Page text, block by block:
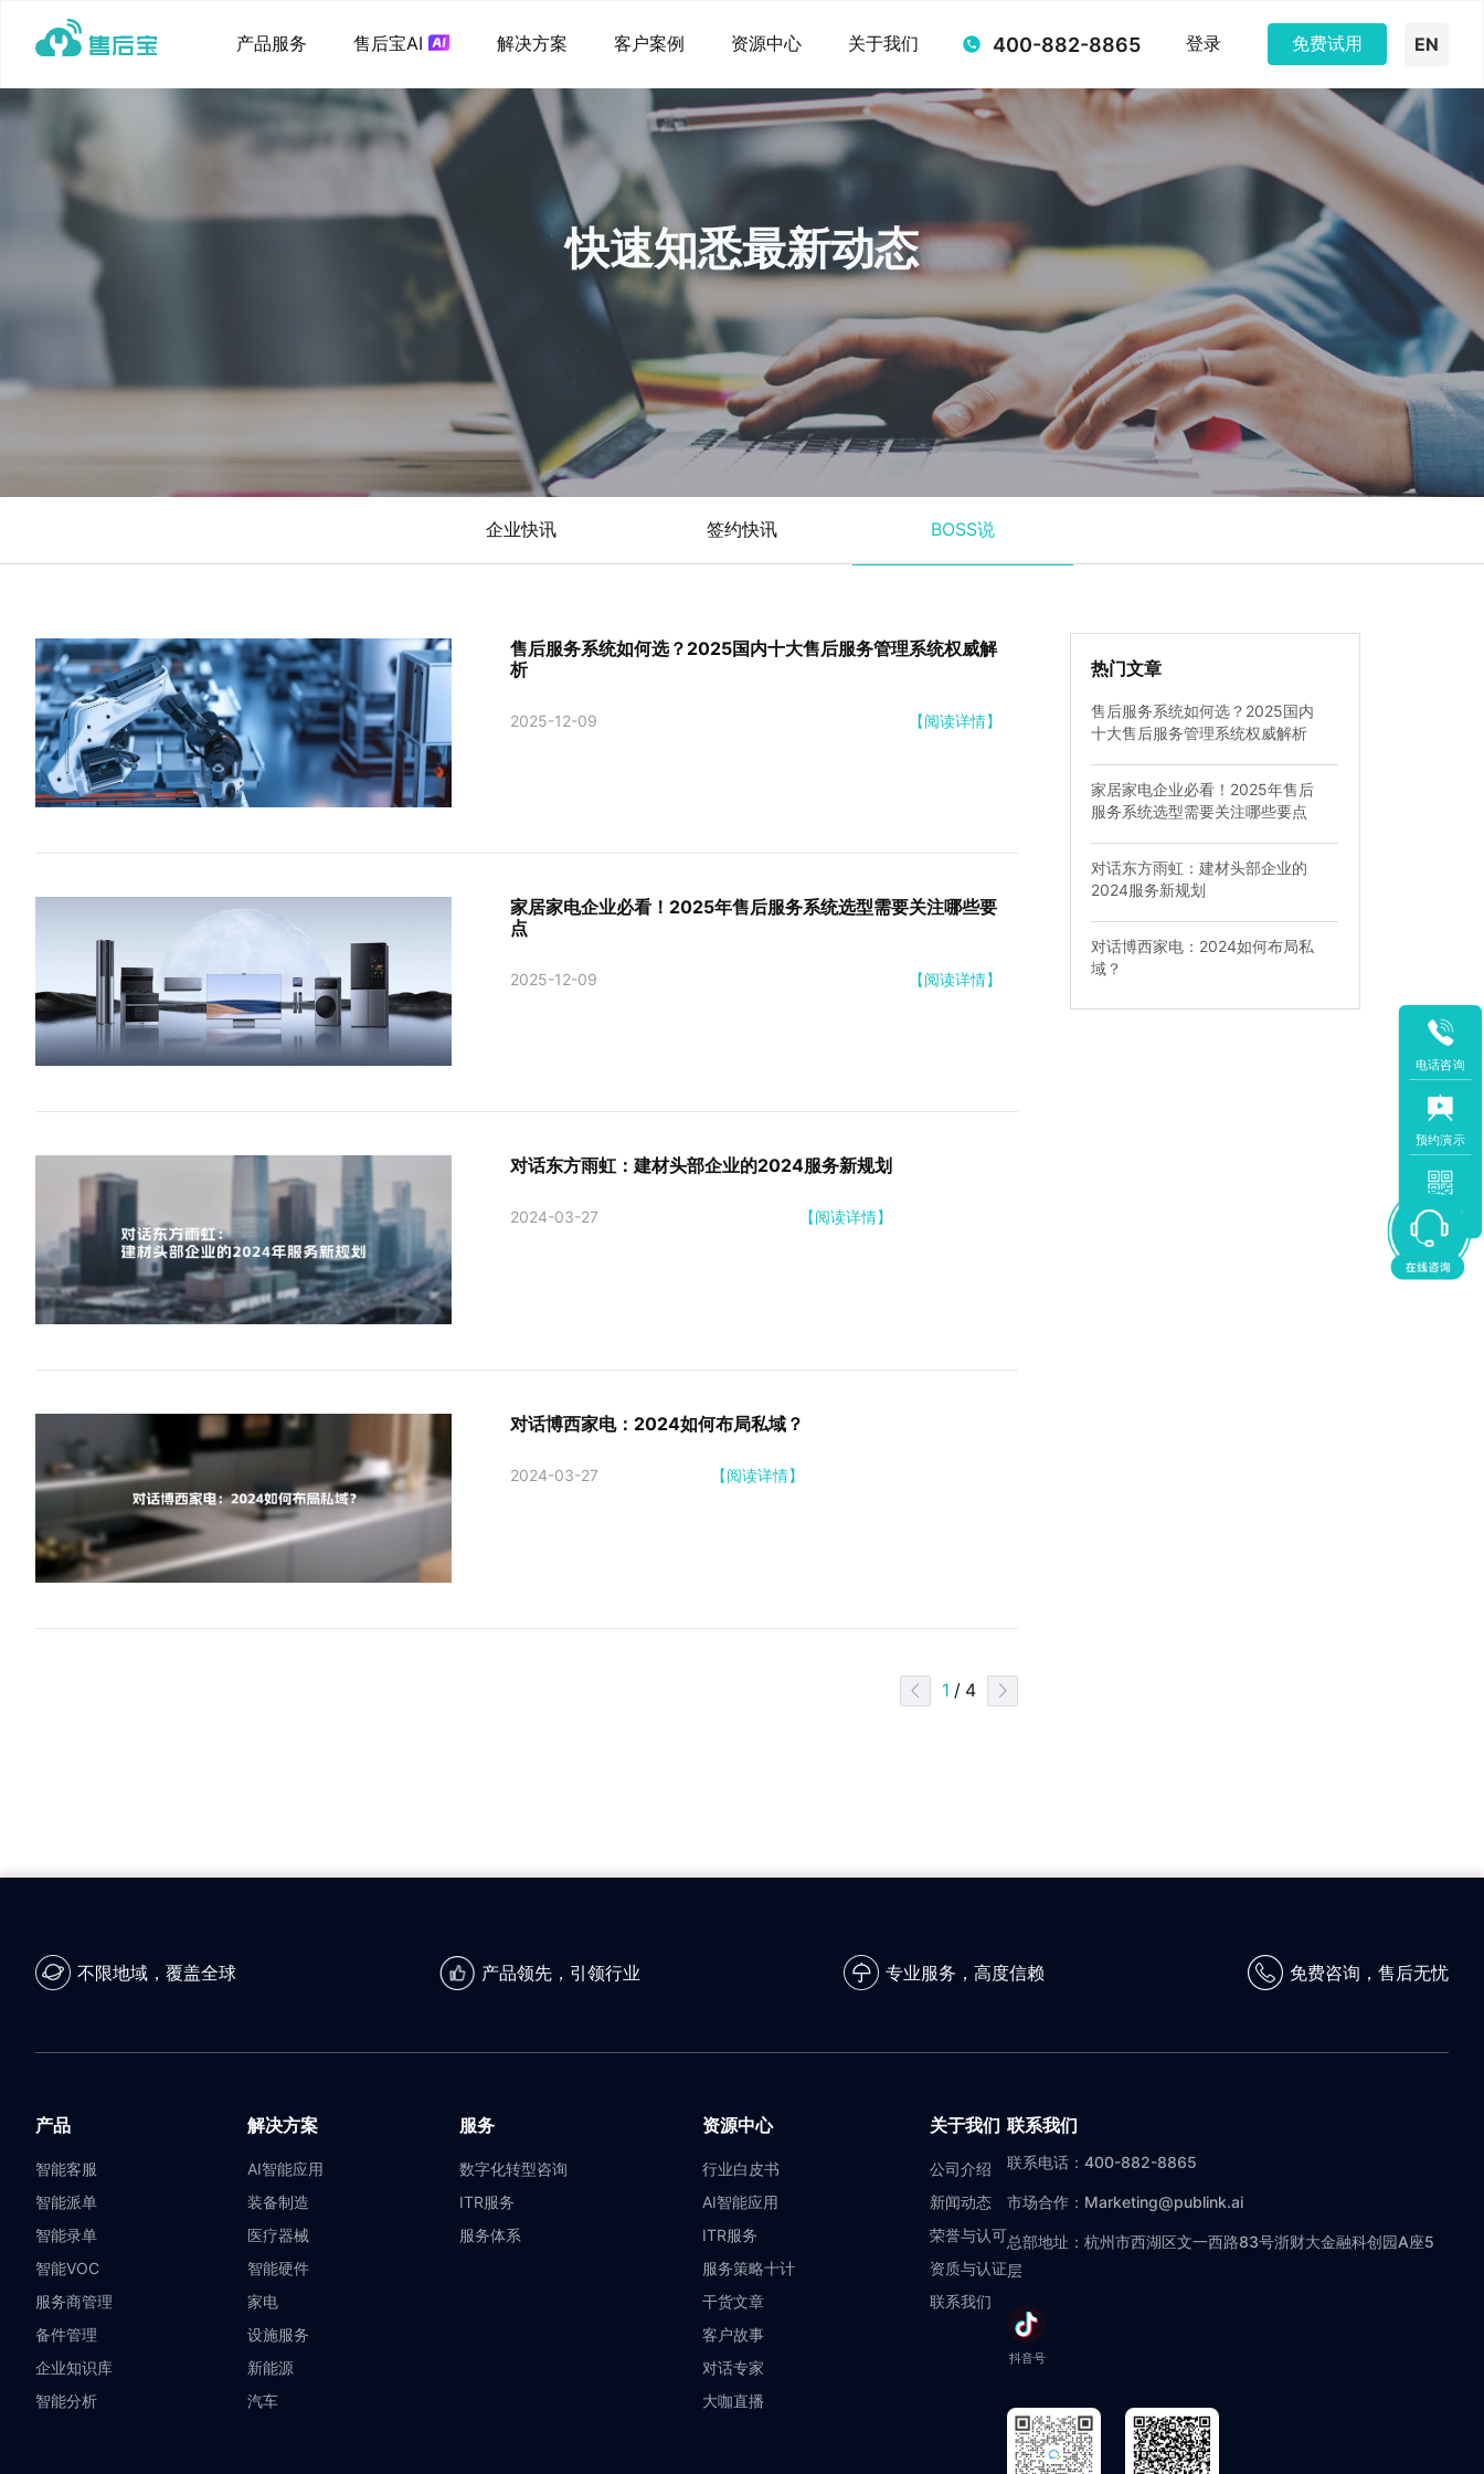
产品服务 售后宝AI 解决方案 客户案例 资源中心 关于我们 400-882-8865 登录 免费试用 EN
快速知悉最新动态
企业快讯 签约快讯 BOSS说
售后服务系统如何选？2025国内十大售后服务管理系统权威解
析
2025-12-09 【阅读详情】
家居家电企业必看！2025年售后服务系统选型需要关注哪些要
点
2025-12-09 【阅读详情】
对话东方雨虹：建材头部企业的2024服务新规划
2024-03-27 【阅读详情】
对话博西家电：2024如何布局私域？
2024-03-27 【阅读详情】
1 / 4
热门文章
售后服务系统如何选？2025国内
十大售后服务管理系统权威解析
家居家电企业必看！2025年售后
服务系统选型需要关注哪些要点
对话东方雨虹：建材头部企业的
2024服务新规划
对话博西家电：2024如何布局私
域？
不限地域，覆盖全球 产品领先，引领行业 专业服务，高度信赖 免费咨询，售后无忧
产品
智能客服
智能派单
智能录单
智能VOC
服务商管理
备件管理
企业知识库
智能分析
解决方案
AI智能应用
装备制造
医疗器械
智能硬件
家电
设施服务
新能源
汽车
服务
数字化转型咨询
ITR服务
服务体系
资源中心
行业白皮书
AI智能应用
ITR服务
服务策略十计
干货文章
客户故事
对话专家
大咖直播
关于我们
公司介绍
新闻动态
荣誉与认可
资质与认证
联系我们
联系我们
联系电话：400-882-8865
市场合作：Marketing@publink.ai
总部地址：杭州市西湖区文一西路83号浙财大金融科创园A座5
层
抖音号
电话咨询
预约演示
APP下载